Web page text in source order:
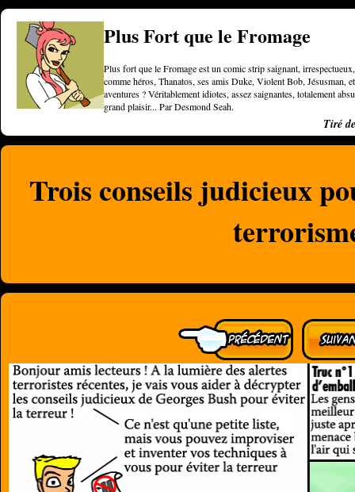
Plus Fort que le Fromage
Plus fort que le Fromage est un comic strip saignant,
comme héros, Thanatos, ses amis Duke, Violent Bob, Jésusman,
aventures ? Véritablement idiotes, assez saignantes, totalement
grand plaisir... Par Desmond Seah.
Tiré
Trois conseils judicieux